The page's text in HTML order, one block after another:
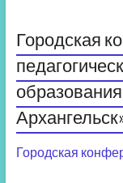
Городская
Городская